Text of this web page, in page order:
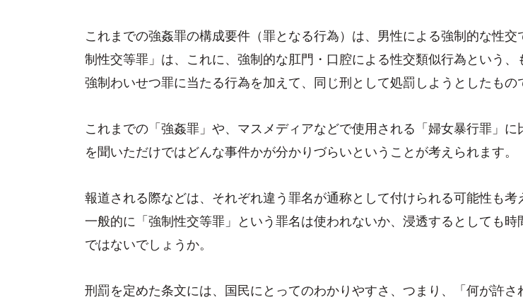
これまでの強姦罪の構成要件（罪となる行為）は、男性による強制的な性交
制性交等罪」は、これに、強制的な肛門・口腔による性交類似行為という、
強制わいせつ罪に当たる行為を加えて、同じ刑として処罰しようとしたもの
これまでの「強姦罪」や、マスメディアなどで使用される「婦女暴行罪」に
を聞いただけではどんな事件かが分かりづらいということが考えられます。
報道される際などは、それぞれ違う罪名が通称として付けられる可能性も考
一般的に「強制性交等罪」という罪名は使われないか、浸透するとしても時
ではないでしょうか。
刑罰を定めた条文には、国民にとってのわかりやすさ、つまり、「何が許さ